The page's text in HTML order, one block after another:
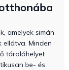
amelyek simán
Minden
tárolóhelyet
be- és